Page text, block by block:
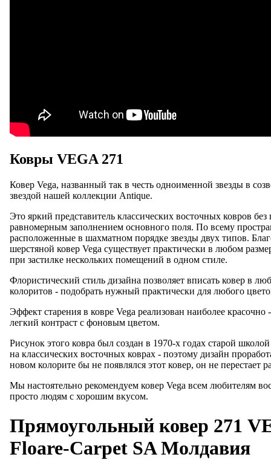
Ковры VEGA 271
Ковер Vega, названный так в честь одноименной звезды в
звездой нашей коллекции Antique.
Это яркий представитель классических восточных ковров
равномерным заполнением основного поля. По всему
расположенные в шахматном порядке звезды двух типов.
шерстяной ковер Vega существует практически в любом
при застилке нескольких помещений в одном стиле.
Флористический стиль дизайна позволяет вписать ковер в
колоритов - подобрать нужный практически для любого
Эффект старения в ковре Vega реализован наиболее красочно
легкий контраст с фоновым цветом.
Рисунок этого ковра был создан в 1970-х годах старой
на классических восточных коврах - поэтому дизайн
новом колорите бы не появлялся этот ковер, он не перестает
Мы настоятельно рекомендуем ковер Vega всем любителям
просто людям с хорошим вкусом.
Прямоугольный ковер 271
Floare-Carpet SA Молдавия